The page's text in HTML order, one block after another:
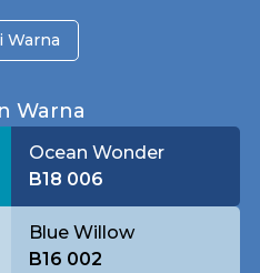
Warna
Warna
Ocean Wonder
B18 006
Blue Willow
B16 002